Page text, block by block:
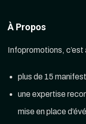
À Propos
Infopromotions, c’est
plus de 15
une expertise
mise en place